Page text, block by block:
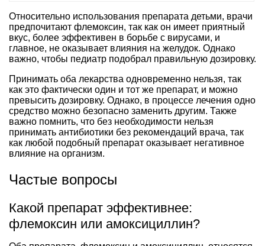
Относительно использования препарата детьми, врачи
предпочитают флемоксин, так как он имеет приятный
вкус, более эффективен в борьбе с вирусами, и
главное, не оказывает влияния на желудок. Однако
важно, чтобы педиатр подобрал правильную дозировку.
Принимать оба лекарства одновременно нельзя, так
как это фактически один и тот же препарат, и можно
превысить дозировку. Однако, в процессе лечения одно
средство можно безопасно заменить другим. Также
важно помнить, что без необходимости нельзя
принимать антибиотики без рекомендаций врача, так
как любой подобный препарат оказывает негативное
влияние на организм.
Частые вопросы
Какой препарат эффективнее:
флемоксин или амоксициллин?